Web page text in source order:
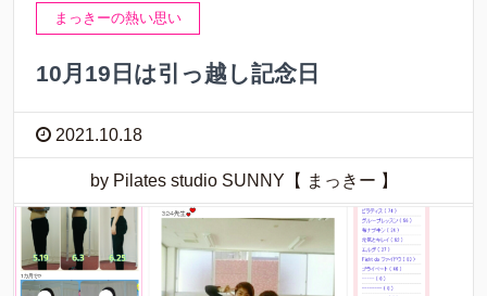
まっきーの熱い思い
10月19日は引っ越し記念日
2021.10.18
by Pilates studio SUNNY【 まっきー 】